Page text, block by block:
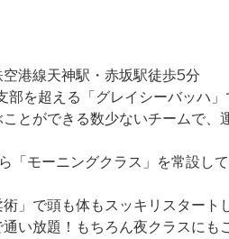
港線天神駅・赤坂駅徒歩5分
部を超える「グレイシーバッハ
とができる数少ないチームで、
「モーニングクラス」を常設し
」で頭も体もスッキリスタート
い放題！もちろん夜クラスにも